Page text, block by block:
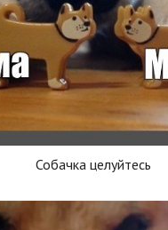
Собачка целуйтесь